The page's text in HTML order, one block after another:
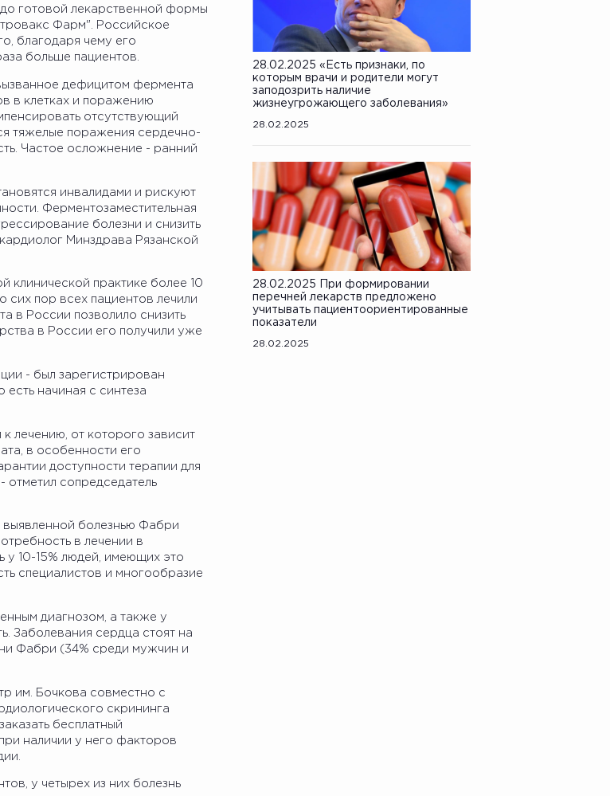
готовой лекарственной формы
Фарм". Российское
благодаря чему его
больше пациентов.
дефицитом фермента
в клетках и поражению
отсутствующий
тяжелые поражения сердечно-
Частое осложнение - ранний
инвалидами и рискуют
Ферментозаместительная
болезни и снизить
Минздрава Рязанской
клинической практике более 10
сих пор всех пациентов лечили
в России позволило снизить
в России его получили уже
- был зарегистрирован
начиная с синтеза
лечению, от которого зависит
в особенности его
доступности терапии для
отметил сопредседатель
выявленной болезнью Фабри
в лечении в
у 10-15% людей, имеющих это
специалистов и многообразие
диагнозом, а также у
Заболевания сердца стоят на
Фабри (34% среди мужчин и
им. Бочкова совместно с
скрининга
бесплатный
наличии у него факторов
у четырех из них болезнь
28.02.2025 «Есть признаки, по
которым врачи и родители могут
заподозрить наличие
жизнеугрожающего заболевания»
28.02.2025
28.02.2025 При формировании
перечней лекарств предложено
учитывать пациентоориентированные
показатели
28.02.2025